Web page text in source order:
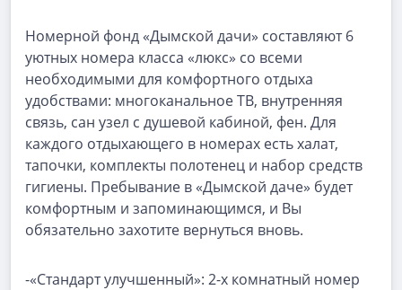
Номерной фонд «Дымской дачи» составляют 6
уютных номера класса «люкс» со всеми
необходимыми для комфортного отдыха
удобствами: многоканальное ТВ, внутренняя
связь, сан узел с душевой кабиной, фен. Для
каждого отдыхающего в номерах есть халат,
тапочки, комплекты полотенец и набор средств
гигиены. Пребывание в «Дымской даче» будет
комфортным и запоминающимся, и Вы
обязательно захотите вернуться вновь.
-«Стандарт улучшенный»: 2-х комнатный номер